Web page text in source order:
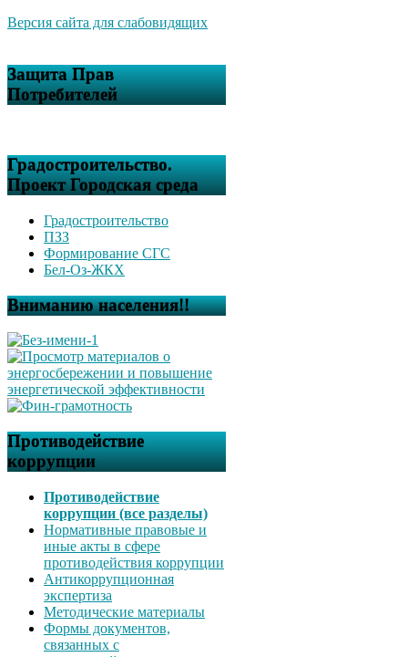
Версия сайта для слабовидящих
Защита Прав
Потребителей
Градостроительство.
Проект Городская среда
Градостроительство
ПЗЗ
Формирование СГС
Бел-Оз-ЖКХ
Вниманию населения!!
Противодействие
коррупции
Противодействие
коррупции (все разделы)
Нормативные правовые и
иные акты в сфере
противодействия коррупции
Антикоррупционная
экспертиза
Методические материалы
Формы документов,
связанных с